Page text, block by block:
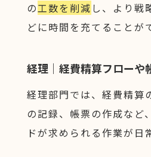
の工数を削減 し、より戦
どに時間を充てることが
経理｜経費精算フローや
経理部門では、経費精算
の記録、帳票の作成など
ドが求められる作業が日